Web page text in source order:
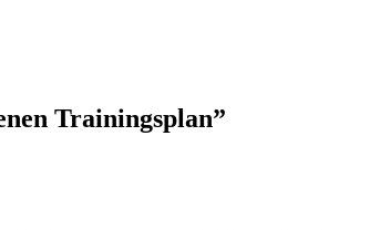
Trainingsplan”